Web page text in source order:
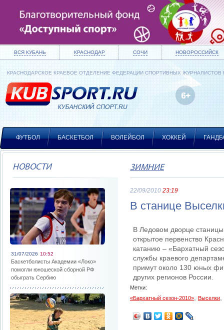
ВСЯ КУБАНЬ КРАСНОДАР СОЧИ НОВОРОССИЙСК
КРАСНОДАРСКОЕ КРАЕВОЕ ОТДЕЛЕНИЕ ФЕДЕРАЦИИ СПОРТИВНЫХ ЖУРНАЛИСТОВ
ФУТБОЛ БАСКЕТБОЛ ВОЛЕЙБОЛ ХОККЕЙ
НОВОСТИ
31/07/2026 10:52
Баскетболисты Академии «Локо»
помогли юношеской сборной РФ
обыграть Сербию
ЗИМНИЕ
22/09/2010 23:19
В станице
В Ледовом дворце
открытое первенство
катанию – «Бархатный
службы краевого
примут около 130 юных
других регионов России.
Метки:
«Бархатный сезон-2010»
Выселки